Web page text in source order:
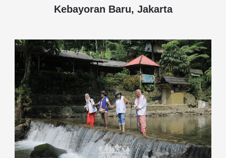
Kebayoran Baru, Jakarta